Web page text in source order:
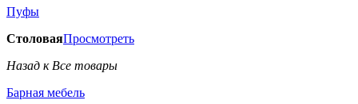
Пуфы
СтоловаяПросмотреть
Назад к Все товары
Барная мебель